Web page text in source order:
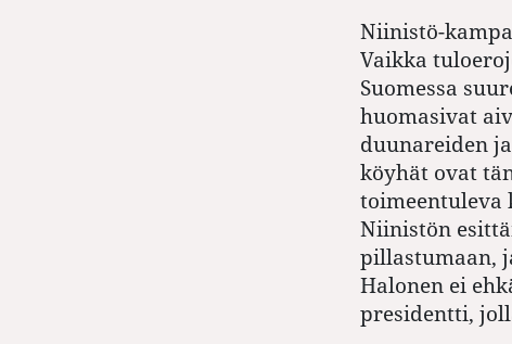
Niinistö-
Vaikka
Suomessa
huomasivat
duunareiden
köyhät ovat
toimeentuleva
Niinistön
pillastumaan,
Halonen ei
presidentti,